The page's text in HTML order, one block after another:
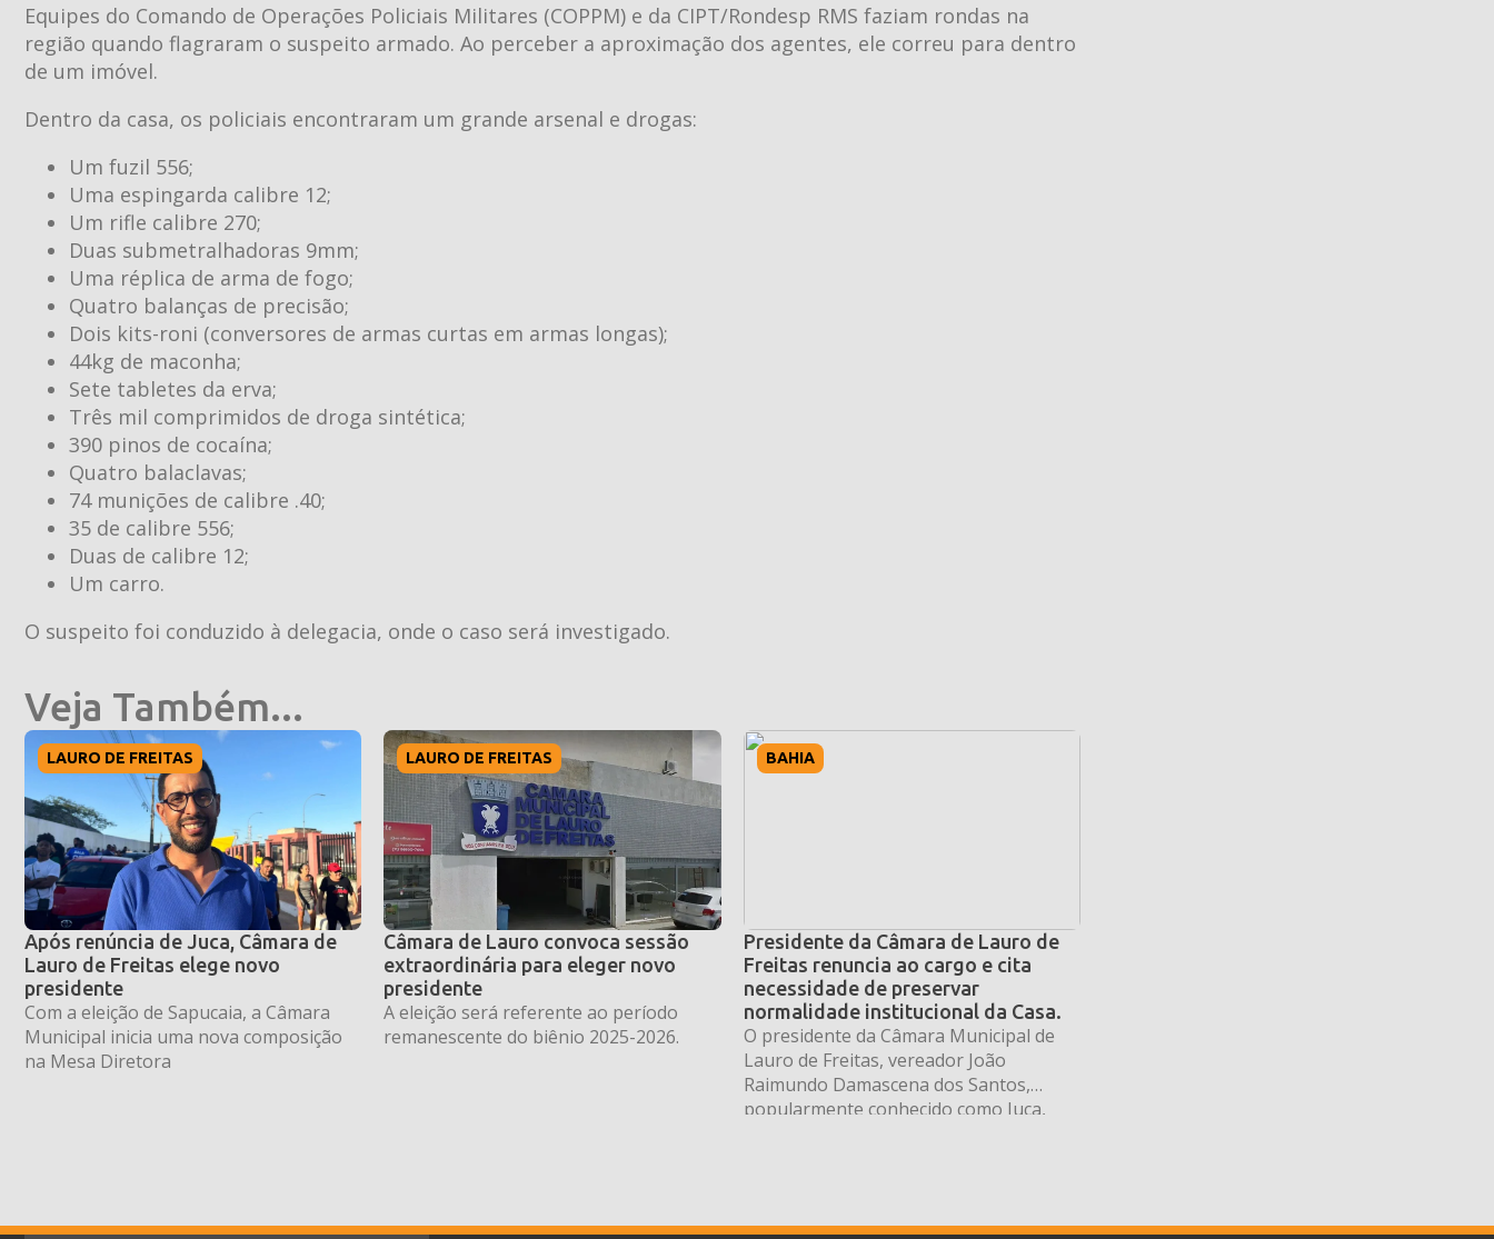
Equipes do Comando de Operações Policiais Militares (COPPM) e da CIPT/Rondesp RMS faziam rondas na
região quando flagraram o suspeito armado. Ao perceber a aproximação dos agentes, ele correu para dentro
de um imóvel.
Dentro da casa, os policiais encontraram um grande arsenal e drogas:
Um fuzil 556;
Uma espingarda calibre 12;
Um rifle calibre 270;
Duas submetralhadoras 9mm;
Uma réplica de arma de fogo;
Quatro balanças de precisão;
Dois kits-roni (conversores de armas curtas em armas longas);
44kg de maconha;
Sete tabletes da erva;
Três mil comprimidos de droga sintética;
390 pinos de cocaína;
Quatro balaclavas;
74 munições de calibre .40;
35 de calibre 556;
Duas de calibre 12;
Um carro.
O suspeito foi conduzido à delegacia, onde o caso será investigado.
Veja Também...
LAURO DE FREITAS
Após renúncia de Juca, Câmara de
Lauro de Freitas elege novo
presidente
Com a eleição de Sapucaia, a Câmara
Municipal inicia uma nova composição
na Mesa Diretora
LAURO DE FREITAS
Câmara de Lauro convoca sessão
extraordinária para eleger novo
presidente
A eleição será referente ao período
remanescente do biênio 2025-2026.
BAHIA
Presidente da Câmara de Lauro de
Freitas renuncia ao cargo e cita
necessidade de preservar
normalidade institucional da Casa.
O presidente da Câmara Municipal de
Lauro de Freitas, vereador João
Raimundo Damascena dos Santos,
popularmente conhecido como Juca,
endereçada aos demais integrantes da